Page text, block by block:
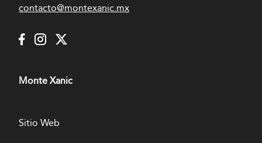
contacto@montexanic.mx
Monte Xanic
Sitio Web